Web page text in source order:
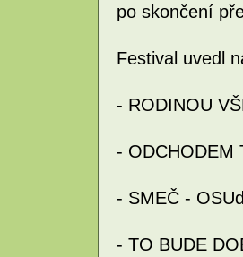
po skončení
Festival uvedl
- RODINOU
- ODCHODEM
- SMEČ -
- TO BUDE